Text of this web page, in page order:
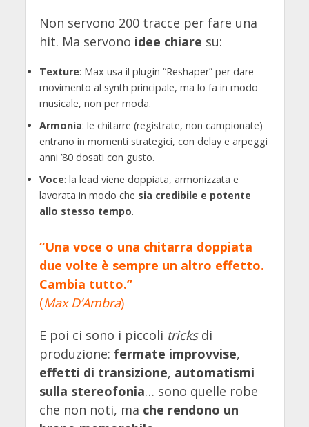
Non servono 200 tracce per fare una
hit. Ma servono idee chiare su:
Texture: Max usa il plugin “Reshaper” per dare
movimento al synth principale, ma lo fa in modo
musicale, non per moda.
Armonia: le chitarre (registrate, non campionate)
entrano in momenti strategici, con delay e arpeggi
anni ’80 dosati con gusto.
Voce: la lead viene doppiata, armonizzata e
lavorata in modo che sia credibile e potente
allo stesso tempo.
“Una voce o una chitarra doppiata
due volte è sempre un altro effetto.
Cambia tutto.”
(Max D’Ambra)
E poi ci sono i piccoli tricksdi
produzione: fermate improvvise,
effetti di transizione, automatismi
sulla stereofonia… sono quelle robe
che non noti, ma che rendono un